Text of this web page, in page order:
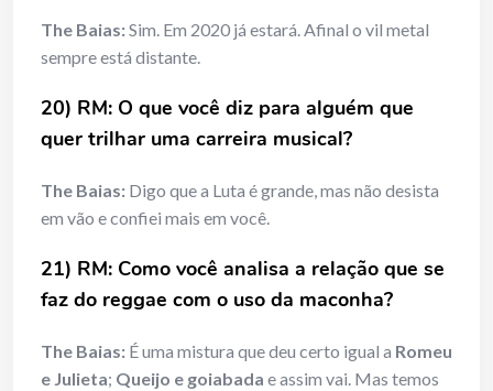
The Baias:Sim. Em 2020 já estará. Afinal o vil metal
sempre está distante.
20) RM: O que você diz para alguém que
quer trilhar uma carreira musical?
The Baias: Digo que a Luta é grande, mas não desista
em vão e confiei mais em você.
21) RM: Como você analisa a relação que se
faz do reggae com o uso da maconha?
The Baias: É uma mistura que deu certo igual a Romeu
e Julieta; Queijo e goiabada e assim vai. Mas temos